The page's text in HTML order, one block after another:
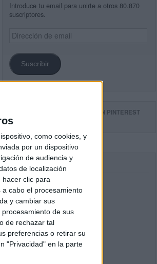
como cookies, y
por un dispositivo
de audiencia y
de localización
clic para
cabo el procesamiento
y cambiar sus
de sus
de rechazar tal
preferencias o retirar su
"Privacidad" en la parte
Introduce tu email para unirte a otros 80.870
suscriptores.
Dirección
de
Suscribir
SIGUE NUESTROS TABLEROS EN PINTEREST